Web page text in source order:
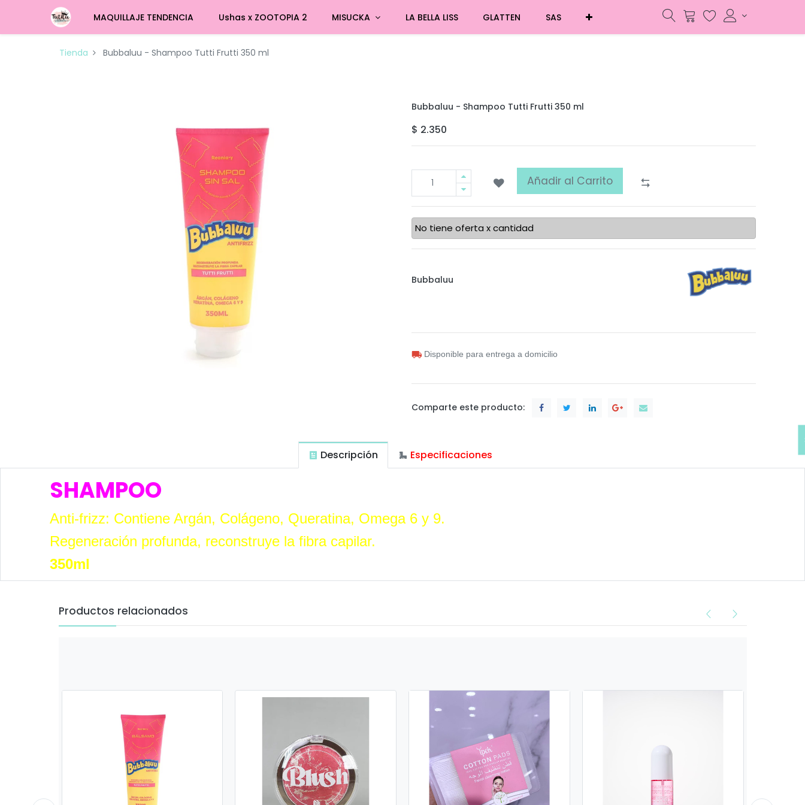
MAQUILLAJE TENDENCIA Ushas x ZOOTOPIA 2 MISUCKA LA BELLA LISS GLATTEN SAS
Tienda Bubbaluu - Shampoo Tutti Frutti 350 ml
Bubbaluu - Shampoo Tutti Frutti 350 ml
$ 2.350
Añadir al Carrito
No tiene oferta x cantidad
Bubbaluu
Disponible para entrega a domicilio
Comparte este producto:
Descripción Especificaciones
SHAMPOO
Anti-frizz: Contiene Argán, Colágeno, Queratina, Omega 6 y 9.
Regeneración profunda, reconstruye la fibra capilar.
350ml
Productos relacionados